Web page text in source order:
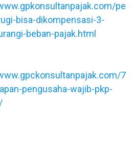
pe
bisa-dikompensasi-3-
beban-pajak.html
7
pengusaha-wajib-pkp-